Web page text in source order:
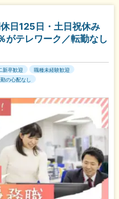
日125日・土日祝休み
がテレワーク／転勤なし
新卒歓迎
職種未経験歓迎
の心配なし